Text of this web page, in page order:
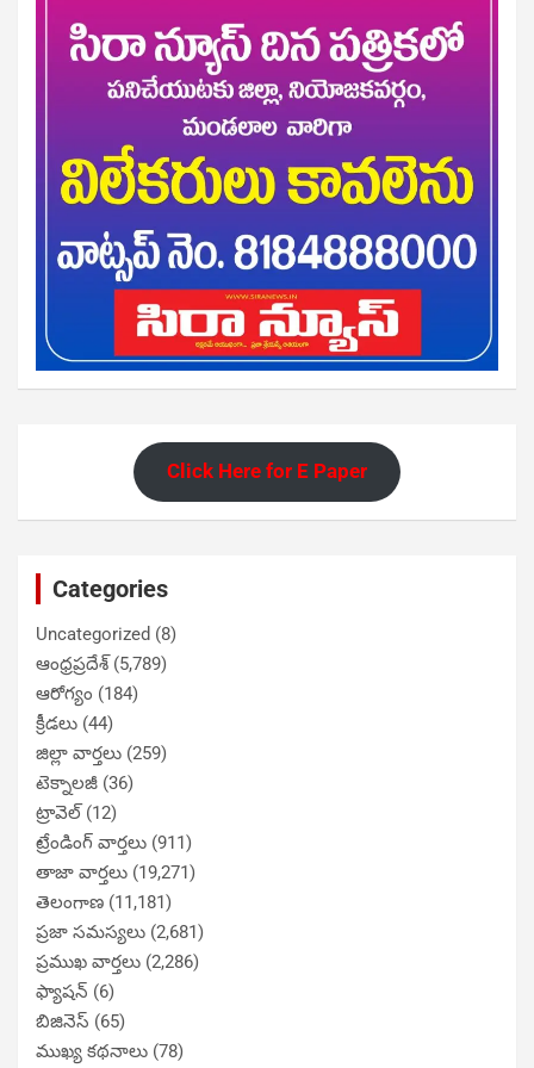
Click Here for E Paper
Categories
Uncategorized (8)
ఆంధ్రప్రదేశ్(5,789)
ఆరోగ్యం (184)
క్రీడలు (44)
జిల్లా వార్తలు (259)
టెక్నాలజీ (36)
ట్రావెల్(12)
ట్రేండింగ్ వార్తలు (911)
తాజా వార్తలు (19,271)
తెలంగాణ (11,181)
ప్రజా సమస్యలు (2,681)
ప్రముఖ వార్తలు (2,286)
ఫ్యాషన్ (6)
బిజినెస్ (65)
ముఖ్య కథనాలు (78)